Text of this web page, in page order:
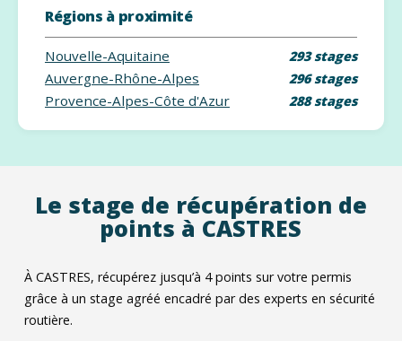
Régions à proximité
Nouvelle-Aquitaine 293 stages
Auvergne-Rhône-Alpes 296 stages
Provence-Alpes-Côte d'Azur 288 stages
Le stage de récupération de
points à CASTRES
À CASTRES, récupérez jusqu’à 4 points sur votre permis
grâce à un stage agréé encadré par des experts en sécurité
routière.